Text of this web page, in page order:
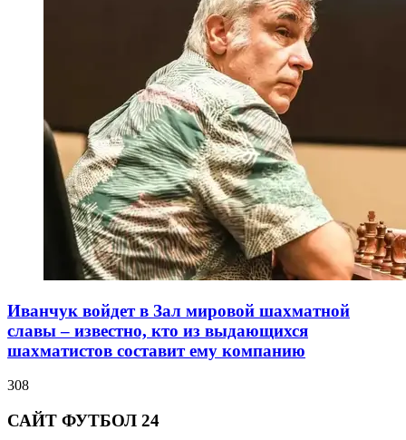
Иванчук войдет в Зал мировой шахматной
славы – известно, кто из выдающихся
шахматистов составит ему компанию
308
САЙТ ФУТБОЛ 24